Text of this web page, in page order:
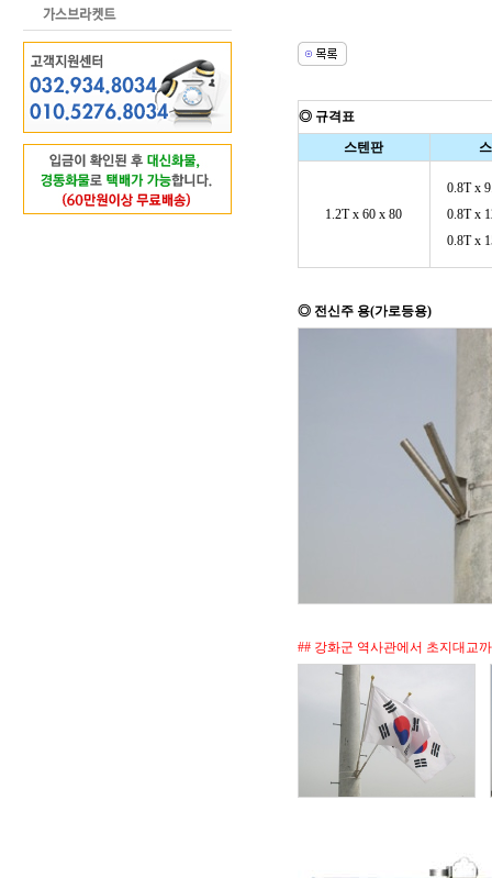
◎ 규격표
스텐판
1.2T x 60 x 80
0.8T x
0.8T x
0.8T x
◎ 전신주 용(가로등용)
## 강화군 역사관에서 초지대교